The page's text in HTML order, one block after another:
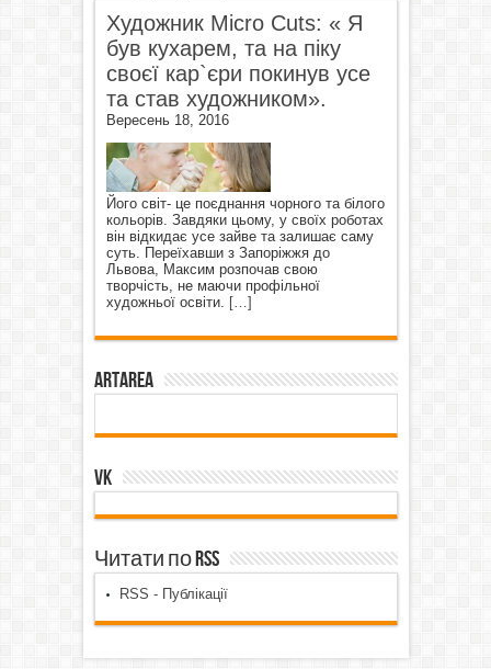
Художник Micro Cuts: « Я
був кухарем, та на піку
своєї кар`єри покинув усе
та став художником».
Вересень 18, 2016
Його світ- це поєднання чорного та білого
кольорів. Завдяки цьому, у своїх роботах
він відкидає усе зайве та залишає саму
суть. Переїхавши з Запоріжжя до
Львова, Максим розпочав свою
творчість, не маючи профільної
художньої освіти. […]
ArtArea
VK
Читати по RSS
RSS - Публікації